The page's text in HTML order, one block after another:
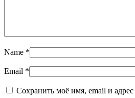
Name *
Email *
Сохранить моё имя, email и адрес